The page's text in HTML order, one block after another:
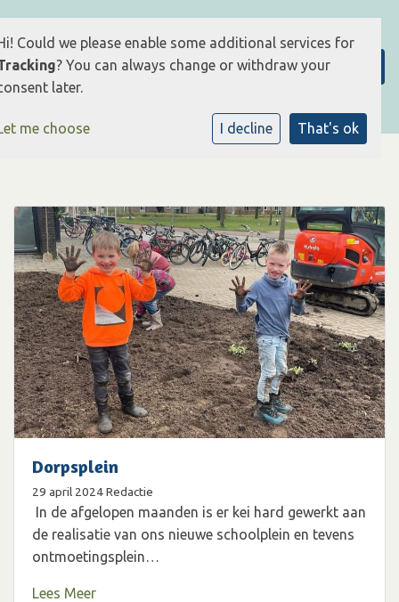
Dorpsplein
29 april 2024Redactie
In de afgelopen maanden is er kei hard gewerkt aan
de realisatie van ons nieuwe schoolplein en tevens
ontmoetingsplein…
Lees Meer
Could we please enable some additional services for
? You can always change or withdraw your
later.
me choose I decline That's ok